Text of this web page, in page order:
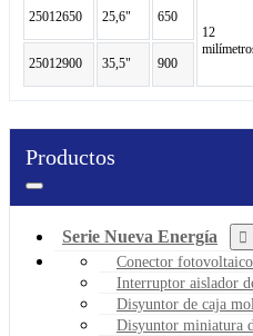
25012650 25,6"
650
12
25012900
35,5" 900
Productos
Serie Nueva Energía
Conector fotovoltaico
Interruptor aislador
Disyuntor de caja
Disyuntor miniatura